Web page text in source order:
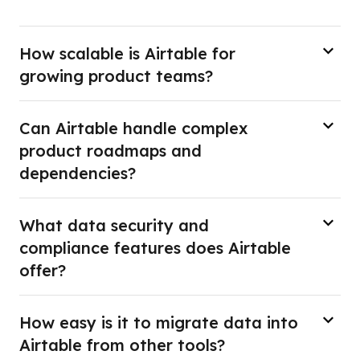
How scalable is Airtable for
growing product teams?
Can Airtable handle complex
product roadmaps and
dependencies?
What data security and
compliance features does Airtable
offer?
How easy is it to migrate data into
Airtable from other tools?